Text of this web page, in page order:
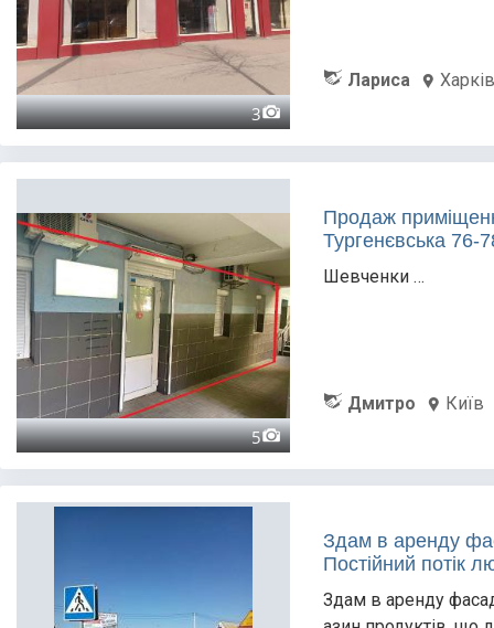
3
Лариса Харків
5
Продаж
Тургенєвська 76-
Шевченки …
Дмитро Київ
Здам в аренду
Постійний потік
Здам в аренду